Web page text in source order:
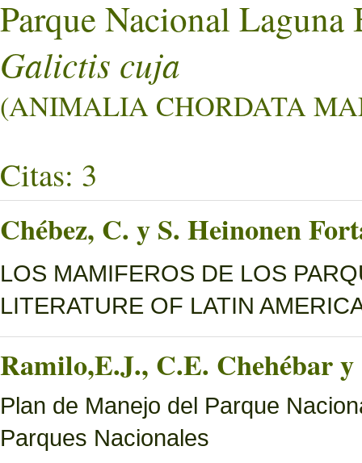
Parque Nacional Laguna
Galictis cuja
(ANIMALIA CHORDATA
Citas: 3
Chébez, C. y S. Heinonen
LOS MAMIFEROS DE LOS
LITERATURE OF LATIN
Ramilo,E.J., C.E. Chehébar
Plan de Manejo del Parque
Parques Nacionales